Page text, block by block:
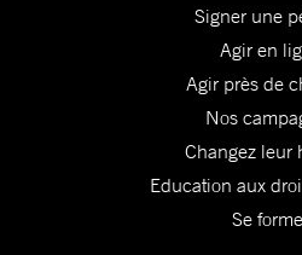
Signer une
Agir en
Agir près de
Nos
Changez leur
Education aux
Se